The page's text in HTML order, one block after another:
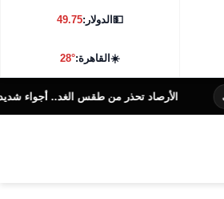
💵الدولار:49.75
☀️القاهرة:28°
الأرصاد تحذر من طقس الغد.. أجواء شديدة الحرارة و38 درجة